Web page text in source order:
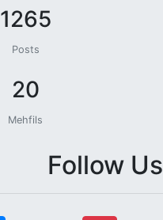
1265
Posts
20
Mehfils
Follow Us